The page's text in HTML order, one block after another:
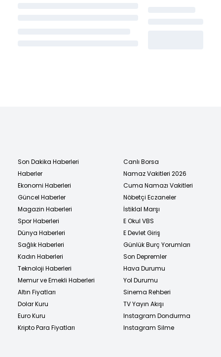
Son Dakika Haberleri
Haberler
Ekonomi Haberleri
Güncel Haberler
Magazin Haberleri
Spor Haberleri
Dünya Haberleri
Sağlık Haberleri
Kadın Haberleri
Teknoloji Haberleri
Memur ve Emekli Haberleri
Altın Fiyatları
Dolar Kuru
Euro Kuru
Kripto Para Fiyatları
Canlı Borsa
Namaz Vakitleri 2026
Cuma Namazı Vakitleri
Nöbetçi Eczaneler
İstiklal Marşı
E Okul VBS
E Devlet Giriş
Günlük Burç Yorumları
Son Depremler
Hava Durumu
Yol Durumu
Sinema Rehberi
TV Yayın Akışı
Instagram Dondurma
Instagram Silme